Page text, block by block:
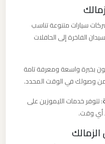
سيارات متنوعة تناسب
الفاخرة إلى الحافلات
بخبرة واسعة ومعرفة تامة
وصولك في الوقت المحدد.
: تتوفر خدمات الليموزين على